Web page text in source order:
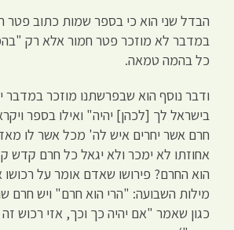
הבדל שני הוא כי בספר שמות כתוב פטר
במדבר לא מוזכר פטר חמור אלא רק
כל בהמה טמאה.
ודבר נוסף הוא שבפרשתנו מוזכר במדבר
בישראל לך [לכהן] יהיה" ואילו בספר
חרם אשר יחרים איש לה' מכל אשר לו
אחוזתו לא ימכר ולא יגאל כל חרם קדש
הוא החרם? פירושו שאדם אומר על
מילות השבועה: "הרי הוא חרם" ויש חרם
כגון שאמר "אם יהיה כך וכך, אזי רכוש